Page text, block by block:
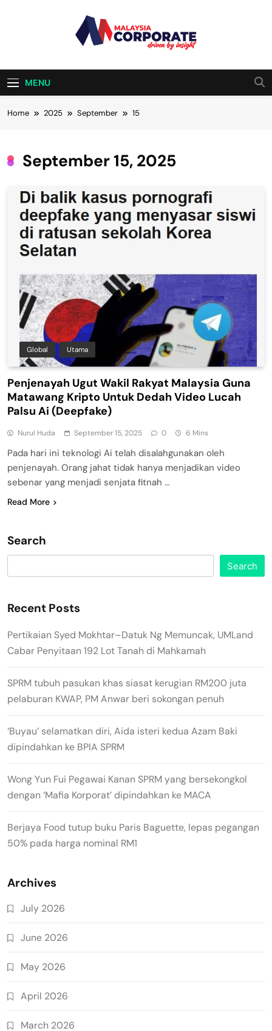
Malaysia
Corporate
MENU
Home 2025 September 15
September 15, 2025
Global Utama
Penjenayah Ugut Wakil Rakyat Malaysia Guna
Matawang Kripto Untuk Dedah Video Lucah
Palsu Ai (Deepfake)
Nurul Huda September 15, 2025 0 6 Mins
Pada hari ini teknologi Ai telah disalahgunakan oleh
penjenayah. Orang jahat tidak hanya menjadikan video
sebenar yang menjadi senjata fitnah …
Read More
Search
Search
Recent Posts
Pertikaian Syed Mokhtar–Datuk Ng Memuncak, UMLand
Cabar Penyitaan 192 Lot Tanah di Mahkamah
SPRM tubuh pasukan khas siasat kerugian RM200 juta
pelaburan KWAP, PM Anwar beri sokongan penuh
‘Buyau’ selamatkan diri, Aida isteri kedua Azam Baki
dipindahkan ke BPIA SPRM
Wong Yun Fui Pegawai Kanan SPRM yang bersekongkol
dengan ‘Mafia Korporat’ dipindahkan ke MACA
Berjaya Food tutup buku Paris Baguette, lepas pegangan
50% pada harga nominal RM1
Archives
July 2026
June 2026
May 2026
April 2026
March 2026